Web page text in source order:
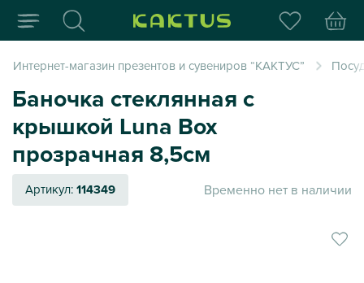
Интернет-магазин
Интернет-магазин презентов и сувениров “КАКТУС”
Баночка стеклянная с
крышкой Luna Box
прозрачная 8,5см
Артикул:114349 Временно нет в наличии